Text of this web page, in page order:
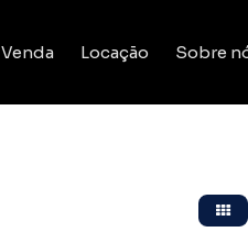
Sobre
Locação
Venda